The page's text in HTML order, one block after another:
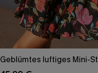
Geblümtes luftiges Mini-